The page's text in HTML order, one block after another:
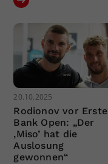
20.10.2025
Rodionov vor Erste
Bank Open: „Der
‚Miso’ hat die
Auslosung
gewonnen“